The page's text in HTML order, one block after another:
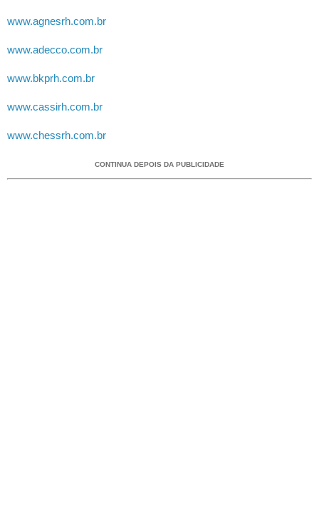
www.agnesrh.com.br
www.adecco.com.br
www.bkprh.com.br
www.cassirh.com.br
www.chessrh.com.br
CONTINUA DEPOIS DA PUBLICIDADE